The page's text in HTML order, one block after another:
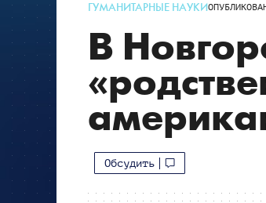
ГУМАНИТАРНЫЕ НАУКИ
В
Обсудить